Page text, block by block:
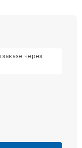
через